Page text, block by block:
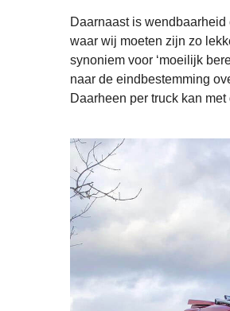
Daarnaast is
waar wij moeten zijn zo
synoniem voor ‘moeilijk
naar de eindbestemming
Daarheen per truck kan met